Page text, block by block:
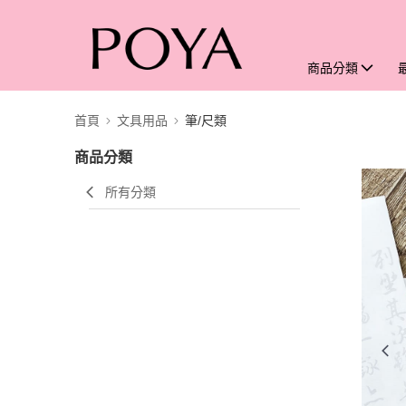
商品分類
首頁 文具用品 筆/尺類
商品分類
所有分類